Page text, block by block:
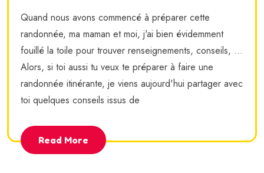
Quand nous avons commencé à préparer cette
randonnée, ma maman et moi, j'ai bien évidemment
fouillé la toile pour trouver renseignements, conseils, ...
Alors, si toi aussi tu veux te préparer à faire une
randonnée itinérante, je viens aujourd'hui partager avec
toi quelques conseils issus de
Read More